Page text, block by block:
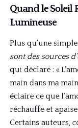
Quand le Soleil
Lumineuse
Plus qu’une
sont des sources
qui déclare : «
main dans ma
éclaire ce que
réchauffe et apaise
Certains auteurs,